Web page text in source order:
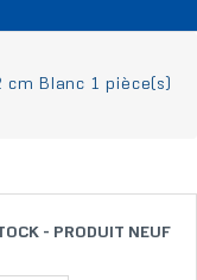
cm Blanc 1 pièce(s)
- PRODUIT NEUF